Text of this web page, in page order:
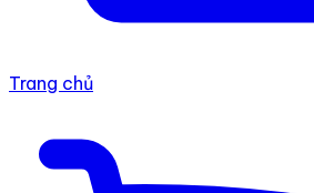
Trang chủ